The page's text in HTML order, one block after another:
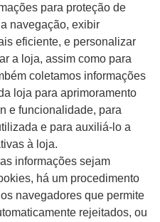
para proteção de
navegação, exibir
eficiente, e personalizar
a loja, assim como para
coletamos informações
loja para aprimoramento
e funcionalidade, para
e para auxiliá-lo a
à loja.
informações sejam
há um procedimento
navegadores que permite
rejeitados, ou